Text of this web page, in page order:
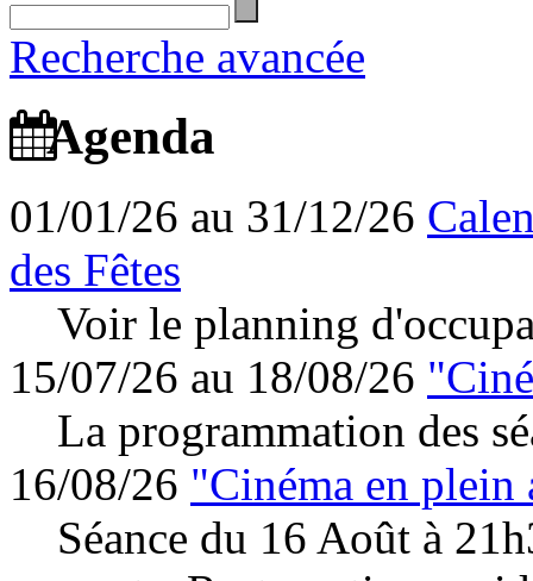
Recherche avancée
Agenda
01/01/26 au 31/12/26
des Fêtes
Voir le planning
15/07/26 au 18/08/26
La programmation des
16/08/26 "Cinéma en plein
Séance du 16 Août à